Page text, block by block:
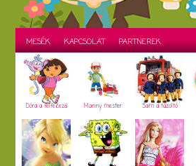
MESÉK KAPCSOLAT PARTNEREK
Dóra a felfedező Manny mester Sam a tűzoltó